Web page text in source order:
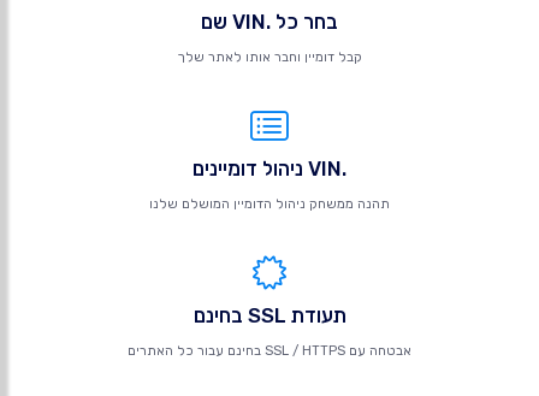
בחר כל .VIN שם
קבל דומיין וחבר אותו לאתר שלך
.VIN ניהול דומיינים
תהנה ממשחק ניהול הדומיין המושלם שלנו
תעודת SSL בחינם
אבטחה עם SSL / HTTPS בחינם עבור כל האתרים